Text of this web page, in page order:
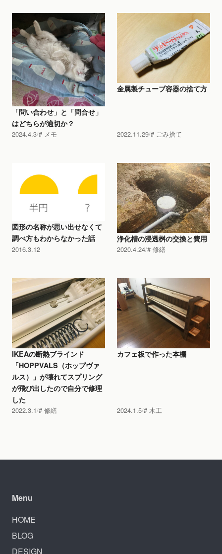
「問い合わせ」と「問合せ」
はどちらが適切か？
2024.4.3 メモ
金属製チューブ容器の捨て方
2022.11.29 ごみ捨て
図形の名称が思い出せなくて
調べ方もわからなかった話
2016.3.12
浄化槽の浸透桝の交換と費用
2020.4.24 修繕
IKEAの断熱ブラインド
「HOPPVALS（ホップヴァ
ルス）」が壊れてスプリング
が飛び出したので自分で修理
した
2022.3.1 修繕
カフェ板で作った本棚
2024.1.5 木工
Menu
HOME
BLOG
DESIGN